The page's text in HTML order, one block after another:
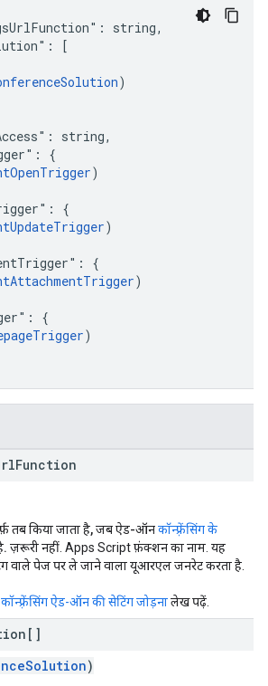
string,
[
)
string,
{
)
{
)
{
)
{
)
Function
तब किया जाता है, जब ऐड-ऑनकॉन्फ़्रेंसिंग के
ज़रूरी नहीं. Apps Script फ़ंक्शन का नाम. यह
पेज पर ले जाने वाला यूआरएल जनरेट करता है.
कॉन्फ़्रेंसिंग ऐड-ऑन की सेटिंग जोड़नालेख पढ़ें.
)